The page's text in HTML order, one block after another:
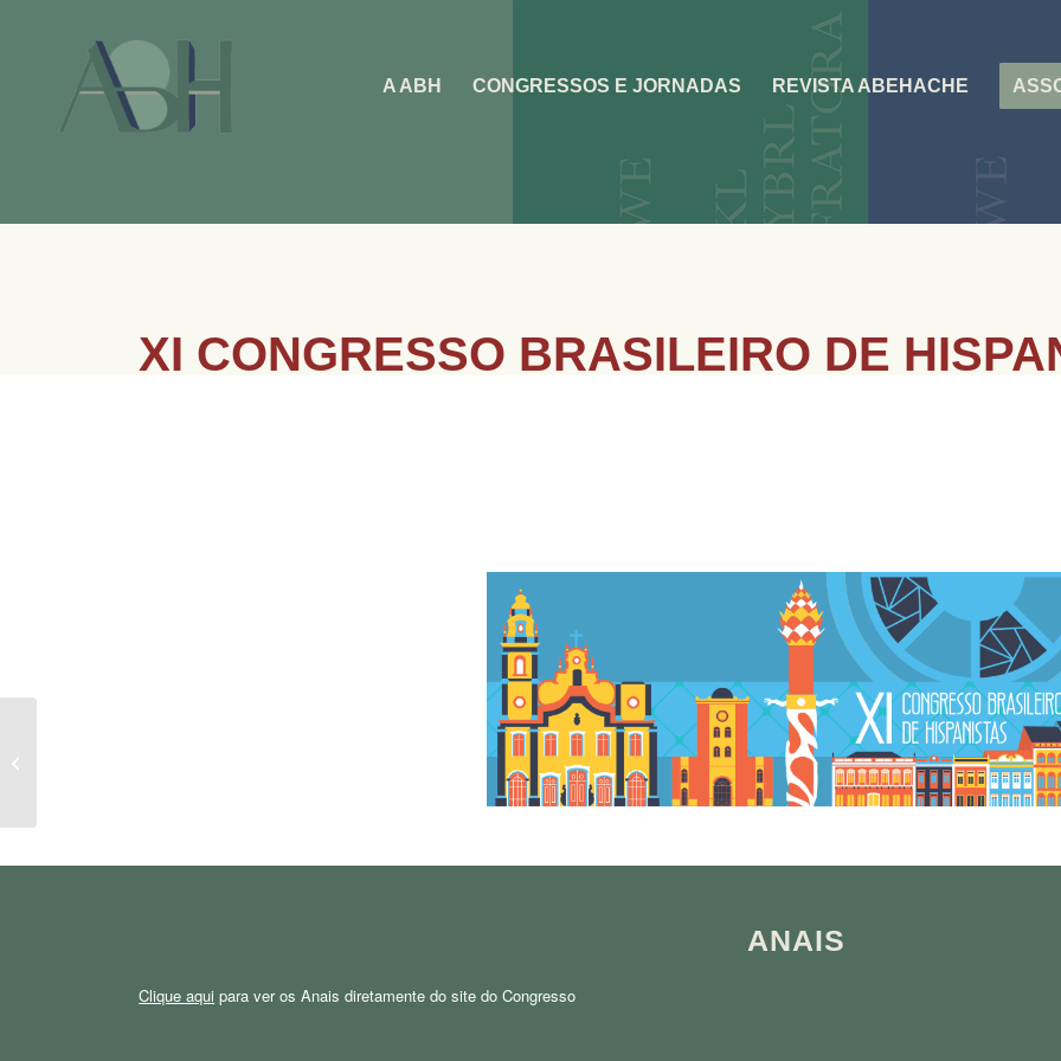
A ABH CONGRESSOS E JORNADAS REVISTA ABEHACHE
XI CONGRESSO BRASILEIRO DE
ANAIS
Clique aqui para ver os Anais diretamente do site do Congresso